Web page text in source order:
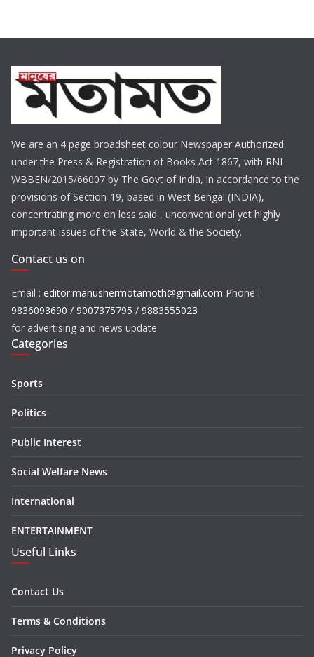
We are an 4 page broadsheet colour Newspaper Authorized
under the Press & Registration of Books Act 1867, with RNI-
WBBEN/2015/66007 by The Govt of India, in accordance to the
provisions of Section-19, based in West Bengal (INDIA),
concentrating more on less said , unconventional yet highly
important issues of the State, World & the Society.
Contact us on
Email : editor.manushermotamoth@gmail.com Phone :
9836093690 / 9007375795 / 9883555023
for advertising and news update
Categories
Sports
Politics
Public Interest
Social Welfare News
International
ENTERTAINMENT
Useful Links
Contact Us
Terms & Conditions
Privacy Policy